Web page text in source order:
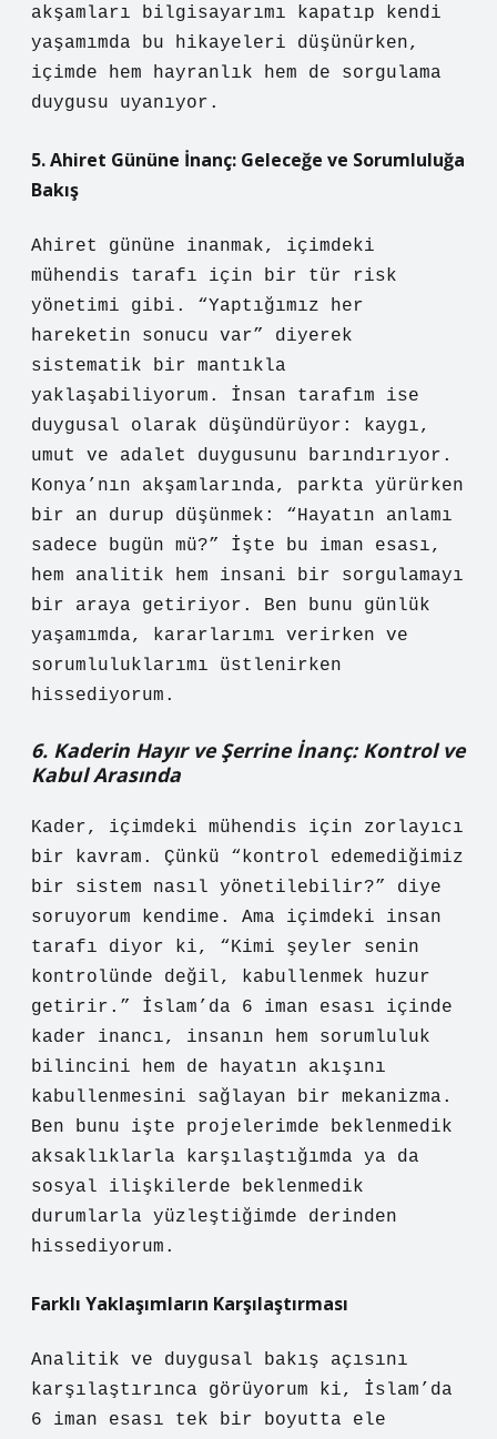
akşamları bilgisayarımı kapatıp kendi
yaşamımda bu hikayeleri düşünürken,
içimde hem hayranlık hem de sorgulama
duygusu uyanıyor.
5. Ahiret Gününe İnanç: Geleceğe ve Sorumluluğa
Bakış
Ahiret gününe inanmak, içimdeki
mühendis tarafı için bir tür risk
yönetimi gibi. “Yaptığımız her
hareketin sonucu var” diyerek
sistematik bir mantıkla
yaklaşabiliyorum. İnsan tarafım ise
duygusal olarak düşündürüyor: kaygı,
umut ve adalet duygusunu barındırıyor.
Konya’nın akşamlarında, parkta yürürken
bir an durup düşünmek: “Hayatın anlamı
sadece bugün mü?” İşte bu iman esası,
hem analitik hem insani bir sorgulamayı
bir araya getiriyor. Ben bunu günlük
yaşamımda, kararlarımı verirken ve
sorumluluklarımı üstlenirken
hissediyorum.
6. Kaderin Hayır ve Şerrine İnanç: Kontrol ve
Kabul Arasında
Kader, içimdeki mühendis için zorlayıcı
bir kavram. Çünkü “kontrol edemediğimiz
bir sistem nasıl yönetilebilir?” diye
soruyorum kendime. Ama içimdeki insan
tarafı diyor ki, “Kimi şeyler senin
kontrolünde değil, kabullenmek huzur
getirir.” İslam’da 6 iman esası içinde
kader inancı, insanın hem sorumluluk
bilincini hem de hayatın akışını
kabullenmesini sağlayan bir mekanizma.
Ben bunu işte projelerimde beklenmedik
aksaklıklarla karşılaştığımda ya da
sosyal ilişkilerde beklenmedik
durumlarla yüzleştiğimde derinden
hissediyorum.
Farklı Yaklaşımların Karşılaştırması
Analitik ve duygusal bakış açısını
karşılaştırınca görüyorum ki, İslam’da
6 iman esası tek bir boyutta ele